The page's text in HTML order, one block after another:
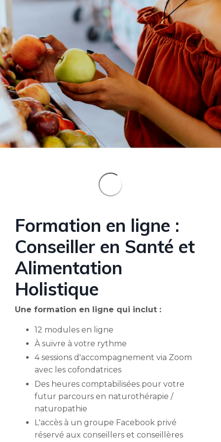
Formation en ligne :
Conseiller en Santé et
Alimentation
Holistique
Une formation en ligne qui inclut :
12 modules en ligne
À suivre à votre rythme
4 sessions d'accompagnement via Zoom
avec les cofondatrices
Des heures comptabilisées pour votre
futur parcours en naturothérapie /
naturopathie
L'accès à un groupe Facebook privé
réservé aux conseillers et conseillères